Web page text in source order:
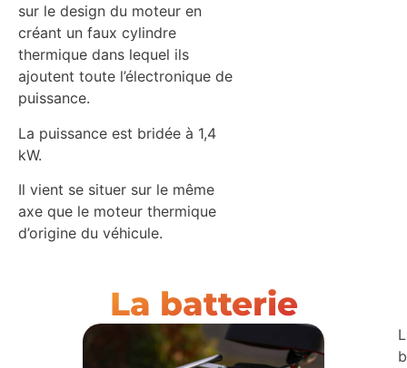
sur le design du moteur en
créant un faux cylindre
thermique dans lequel ils
ajoutent toute l’électronique de
puissance.
La puissance est bridée à 1,4
kW.
Il vient se situer sur le même
axe que le moteur thermique
d’origine du véhicule.
La batterie